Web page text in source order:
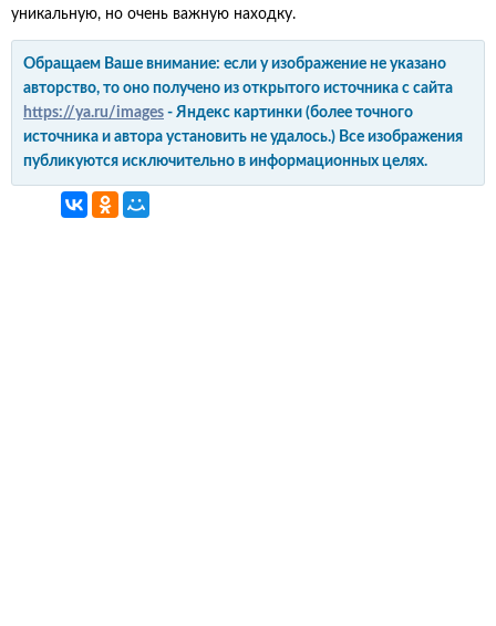
уникальную, но очень важную находку.
Обращаем Ваше внимание: если у изображение не указано
авторство, то оно получено из открытого источника с сайта
https://ya.ru/images - Яндекс картинки (более точного
источника и автора установить не удалось.) Все изображения
публикуются исключительно в информационных целях.